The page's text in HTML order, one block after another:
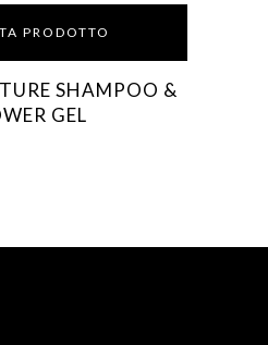
PRODOTTO
SHAMPOO &
GEL